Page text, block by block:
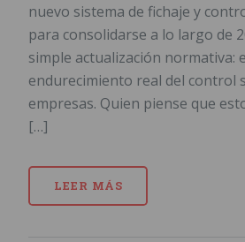
nuevo sistema de fichaje y
para consolidarse a lo largo de
simple actualización normativa:
endurecimiento real del control
empresas. Quien piense que
[…]
LEER MÁS